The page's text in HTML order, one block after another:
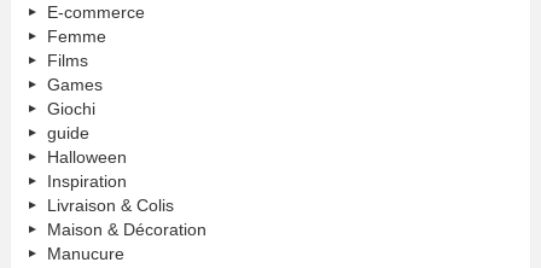
E-commerce
Femme
Films
Games
Giochi
guide
Halloween
Inspiration
Livraison & Colis
Maison & Décoration
Manucure